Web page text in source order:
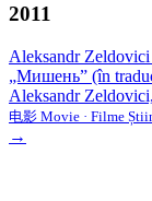
2011
Aleksandr Zeldovici
„Мишень” (în
Aleksandr
电影 Movie · Filme
→